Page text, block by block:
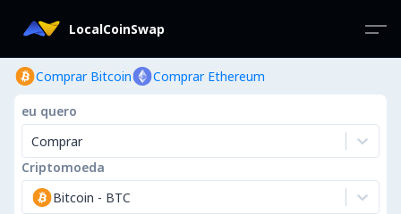
LocalCoinSwap
Comprar Bitcoin Comprar Ethereum
eu quero
Comprar
Criptomoeda
Bitcoin - BTC